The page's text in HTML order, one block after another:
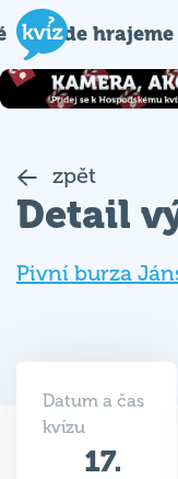
Kde hrajeme
zpět
Detail
Pivní burza
Datum a čas
kvízu
17.